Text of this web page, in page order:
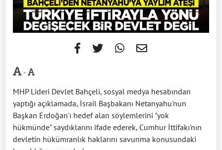
-
MHP Lideri Devlet Bahçeli, sosyal medya hesabından
yaptığı açıklamada, İsrail Başbakanı Netanyahu'nun
Başkan Erdoğan'ı hedef alan söylemlerini "yok
hükmünde" saydıklarını ifade ederek, Cumhur İttifakı'nın
devletin hükümranlık haklarını savunma konusundaki